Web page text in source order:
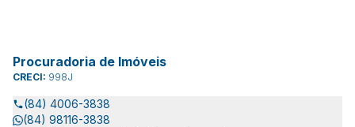
Procuradoria de Imóveis
CRECI: 998J
(84) 4006-3838
(84) 98116-3838